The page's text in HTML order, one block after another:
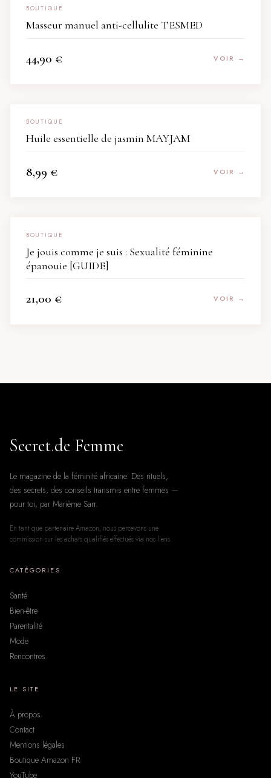
BOUTIQUE
Masseur manuel anti-cellulite TESMED
44,90 € VOIR →
BOUTIQUE
Huile essentielle de jasmin MAYJAM
8,99 € VOIR →
BOUTIQUE
Je jouis comme je suis : Sexualité féminine
épanouie [GUIDE]
21,00 € VOIR →
Secret.de Femme
Le magazine de la féminité africaine. Des rituels,
des secrets, des conseils transmis entre femmes —
pour toi, par Marième Sarr.
En tant que partenaire Amazon, nous percevons une
commission sur les achats qualifiés effectués via nos liens.
CATÉGORIES
Santé
Bien-être
Parentalité
Mode
Rencontres
LE SITE
À propos
Contact
Mentions légales
Boutique Amazon FR
YouTube